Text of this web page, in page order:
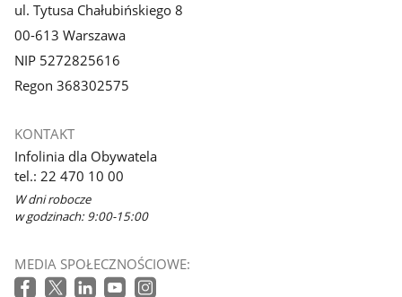
ul. Tytusa Chałubińskiego 8
00-613 Warszawa
NIP 5272825616
Regon 368302575
KONTAKT
Infolinia dla Obywatela
tel.: 22 470 10 00
W dni robocze
w godzinach: 9:00-15:00
MEDIA SPOŁECZNOŚCIOWE: